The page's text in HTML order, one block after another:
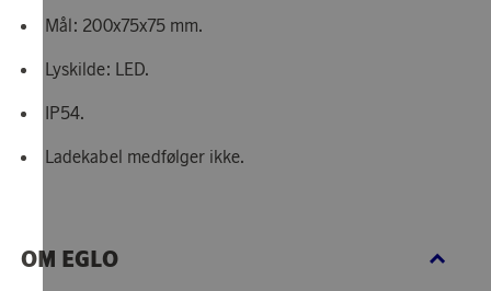
Mål: 200x75x75 mm.
Lyskilde: LED.
IP54.
Ladekabel medfølger ikke.
OM EGLO